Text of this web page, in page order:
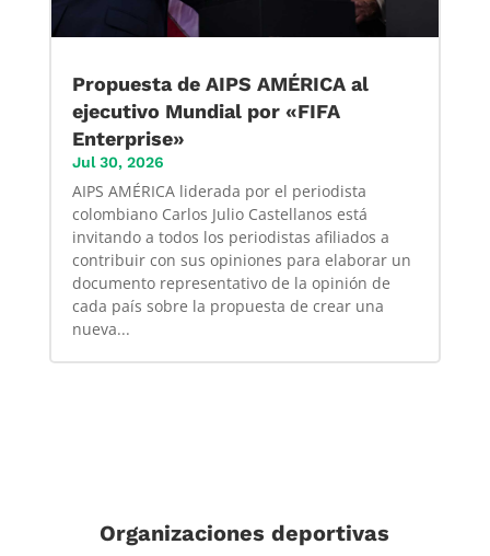
Propuesta de AIPS AMÉRICA al
ejecutivo Mundial por «FIFA
Enterprise»
Jul 30, 2026
AIPS AMÉRICA liderada por el periodista
colombiano Carlos Julio Castellanos está
invitando a todos los periodistas afiliados a
contribuir con sus opiniones para elaborar un
documento representativo de la opinión de
cada país sobre la propuesta de crear una
nueva...
Organizaciones deportivas